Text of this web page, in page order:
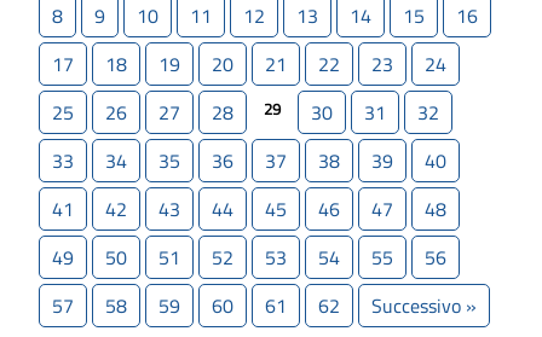
8
9 10 11 12 13 14 15
16
17
18 19 20 21 22 23
24
25
26 27 28 29 30 31
32
33
34 35 36 37 38 39
40
41
42 43 44 45 46 47
48
49
50 51 52 53 54 55
56
57
58 59 60 61 62 Successivo »